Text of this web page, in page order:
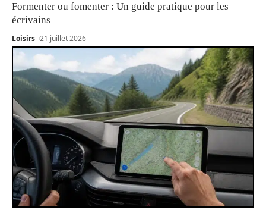
Formenter ou fomenter : Un guide pratique pour les
écrivains
Loisirs 21 juillet 2026